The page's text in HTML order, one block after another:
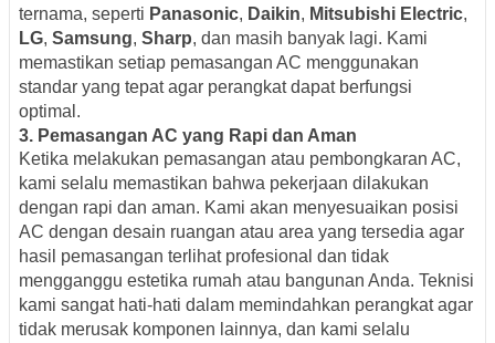
ternama, seperti Panasonic, Daikin, Mitsubishi Electric,
LG, Samsung, Sharp, dan masih banyak lagi. Kami
memastikan setiap pemasangan AC menggunakan
standar yang tepat agar perangkat dapat berfungsi
optimal.
3. Pemasangan AC yang Rapi dan Aman
Ketika melakukan pemasangan atau pembongkaran AC,
kami selalu memastikan bahwa pekerjaan dilakukan
dengan rapi dan aman. Kami akan menyesuaikan posisi
AC dengan desain ruangan atau area yang tersedia agar
hasil pemasangan terlihat profesional dan tidak
mengganggu estetika rumah atau bangunan Anda. Teknisi
kami sangat hati-hati dalam memindahkan perangkat agar
tidak merusak komponen lainnya, dan kami selalu